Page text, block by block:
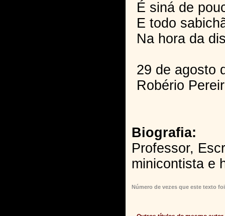
É siná de
E todo
Na hora da
29 de agosto
Robério
Biografia:
Professor,
minicontista e
Número de vezes que este texto